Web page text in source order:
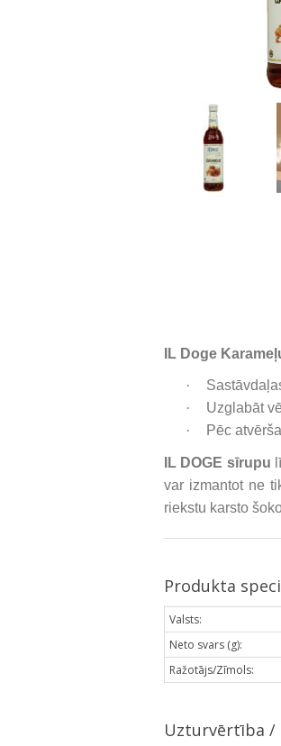
IL Doge
·
·
Uzglabāt
·
Pēc
IL DOGE sīrupu
var izmantot ne
riekstu karsto
Produkta
Valsts:
Neto svars (g):
Ražotājs/Zīmols:
Uzturvērtība /